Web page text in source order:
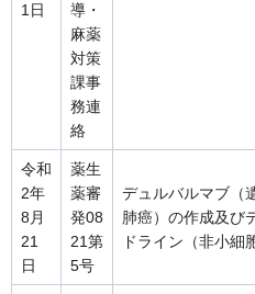
1日
導・
麻薬
対策
課事
務連
絡
令和
2年
8月
21
日
薬生
薬審
発08
21第
5号
デュルバルマブ（
肺癌）の作成及び
ドライン（非小細